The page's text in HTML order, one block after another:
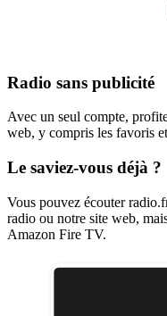
Radio sans publicité
Avec un seul compte,
web, y compris les favoris
Le saviez-vous déjà ?
Vous pouvez écouter
radio ou notre site web,
Amazon Fire TV.